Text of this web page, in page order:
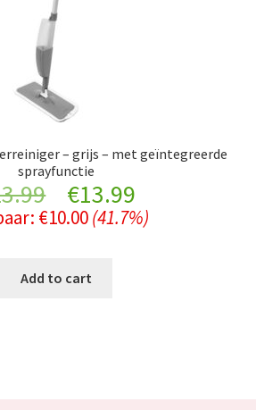
– grijs – met geïntegreerde
sprayfunctie
Original
price
was:
€13.99Current
price
€10.00 (41.7%)
Add to cart